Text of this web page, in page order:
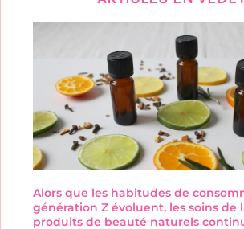
Alors que les habitudes de
génération Z évoluent, les soins de
produits de beauté naturels